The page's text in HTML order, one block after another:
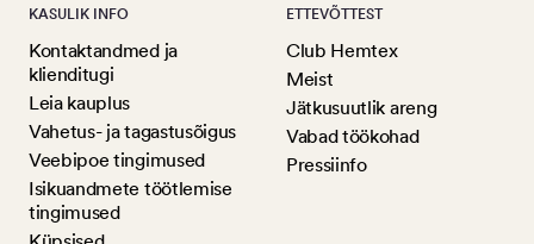
KASULIK INFO
Kontaktandmed ja
klienditugi
Leia kauplus
Vahetus- ja tagastusõigus
Veebipoe tingimused
Isikuandmete töötlemise
tingimused
ETTEVÕTTEST
Club Hemtex
Meist
Jätkusuutlik areng
Vabad töökohad
Pressiinfo